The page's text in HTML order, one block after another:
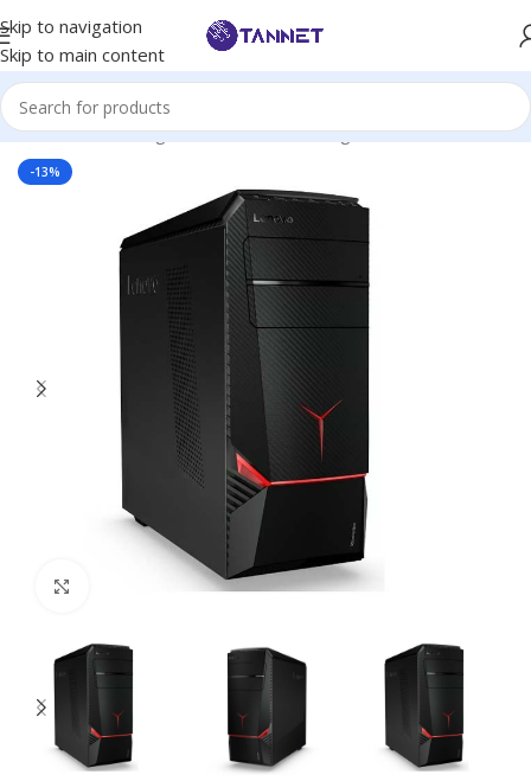
Skip to navigation
Skip to main content
Hem/PCs/Gaming PCs/Stationer Gaming
-13%
Click to enlarge